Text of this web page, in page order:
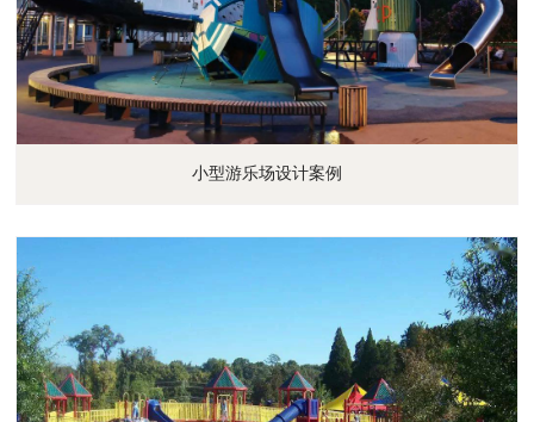
小型游乐场设计案例